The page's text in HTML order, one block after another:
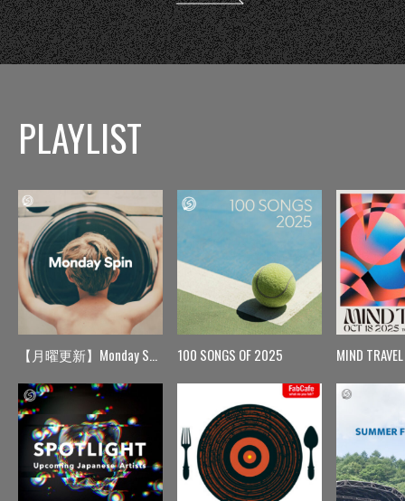
PLAYLIST
【月曜更新】Monday Spin 100 SONGS OF 2025 MIND TRAVEL